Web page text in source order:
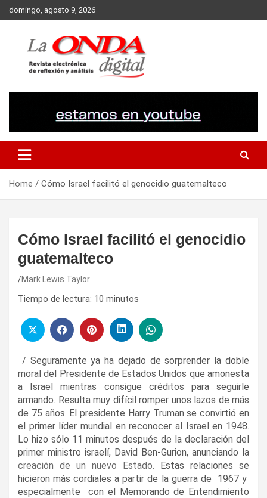
Skip
to
domingo, agosto 9, 2026
Home Cómo Israel facilitó el genocidio guatemalteco
Cómo Israel facilitó el genocidio
guatemalteco
Mark Lewis Taylor
Tiempo de lectura: 10 minutos
/ Seguramente ya ha dejado de sorprender la doble
moral del Presidente de Estados Unidos que amonesta
a Israel mientras consigue créditos para seguirle
armando. Resulta muy difícil romper unos lazos de más
de 75 años. El presidente Harry Truman se convirtió en
el primer líder mundial en reconocer al Israel en 1948.
Lo hizo sólo 11 minutos después de la declaración del
primer ministro israelí, David Ben-Gurion, anunciando la
creación de un nuevo Estado.
Estas relaciones se
hicieron más cordiales a partir de la guerra de 1967 y
especialmente con el Memorando de Entendimiento